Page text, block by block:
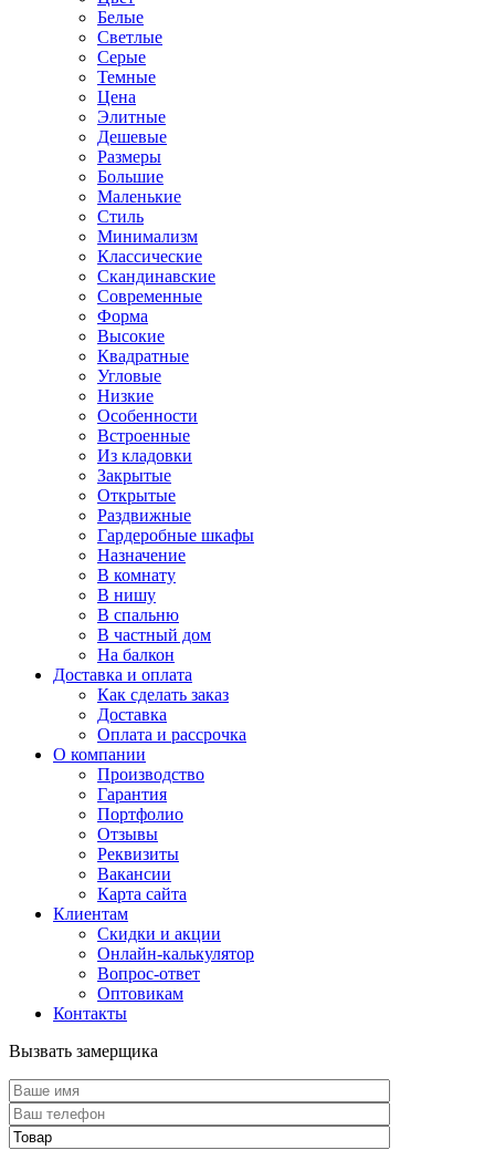
Белые
Светлые
Серые
Темные
Цена
Элитные
Дешевые
Размеры
Большие
Маленькие
Стиль
Минимализм
Классические
Скандинавские
Современные
Форма
Высокие
Квадратные
Угловые
Низкие
Особенности
Встроенные
Из кладовки
Закрытые
Открытые
Раздвижные
Гардеробные шкафы
Назначение
В комнату
В нишу
В спальню
В частный дом
На балкон
Доставка и оплата
Как сделать заказ
Доставка
Оплата и рассрочка
О компании
Производство
Гарантия
Портфолио
Отзывы
Реквизиты
Вакансии
Карта сайта
Клиентам
Скидки и акции
Онлайн-калькулятор
Вопрос-ответ
Оптовикам
Контакты
Вызвать замерщика